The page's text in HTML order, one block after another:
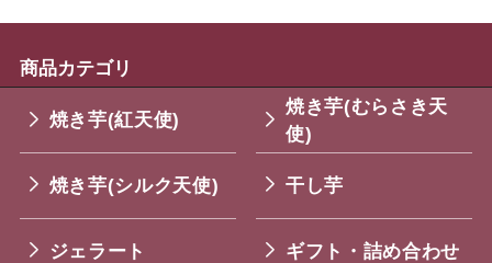
商品カテゴリ
焼き芋(紅天使)
焼き芋(むらさき天
使)
焼き芋(シルク天使) 干し芋
ジェラート ギフト・詰め合わせ